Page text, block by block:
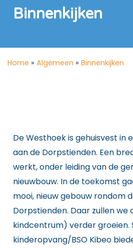
Binnenkijken
Home » Algemeen » Binnenkijken
De Westhoek is gehuisvest in
aan de Dorpstienden. Een
werkt, onder leiding van de
nieuwbouw. In de toekomst
mooi, nieuw gebouw rondom
Dorpstienden. Daar zullen we
kindcentrum) verder groeien.
kinderopvang/BSO Kibeo